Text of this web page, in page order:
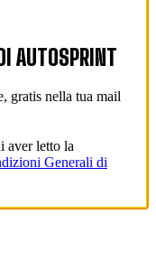
AUTOSPRINT
gratis nella tua mail
aver letto la
Generali di